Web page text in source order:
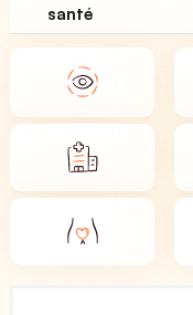
santé